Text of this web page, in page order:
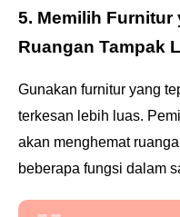
5. Memilih
Ruangan Tampak
Gunakan furnitur yang
terkesan lebih luas.
akan menghemat
beberapa fungsi dalam